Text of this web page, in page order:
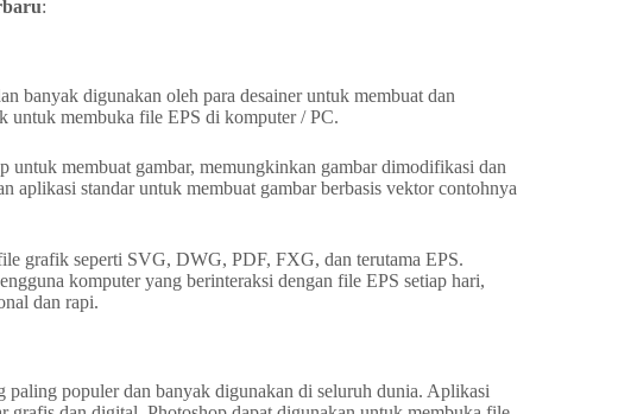
:
banyak digunakan oleh para desainer untuk membuat dan
untuk membuka file EPS di komputer / PC.
untuk membuat gambar, memungkinkan gambar dimodifikasi dan
aplikasi standar untuk membuat gambar berbasis vektor contohnya
grafik seperti SVG, DWG, PDF, FXG, dan terutama EPS.
komputer yang berinteraksi dengan file EPS setiap hari,
dan rapi.
populer dan banyak digunakan di seluruh dunia. Aplikasi